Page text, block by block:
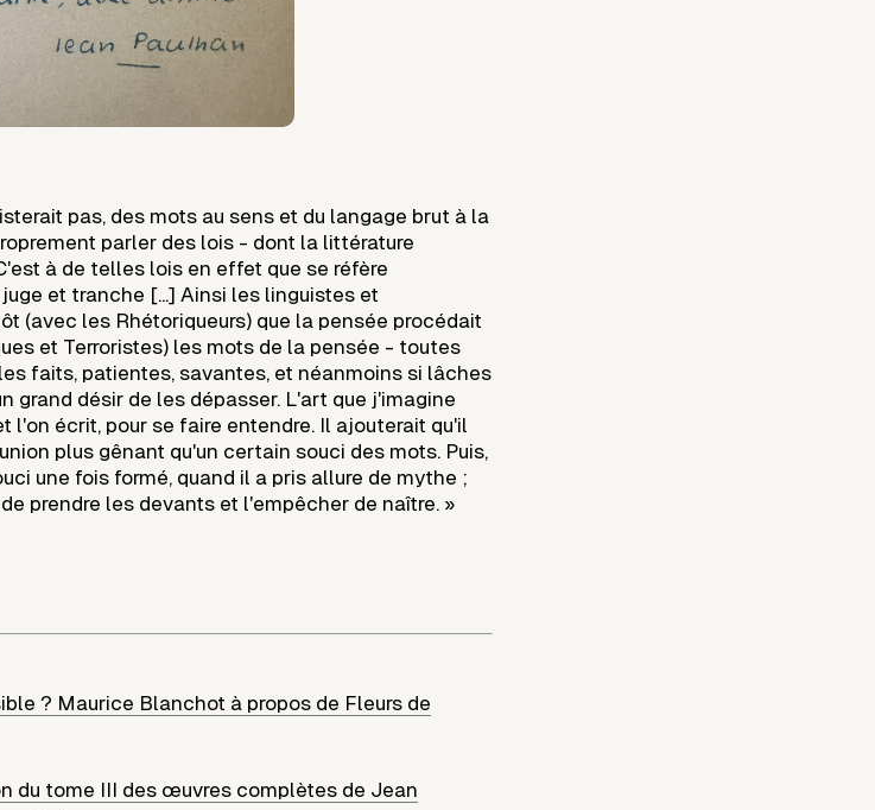
pas, des mots au sens et du langage brut à la
parler des lois - dont la littérature
à de telles lois en effet que se réfère
et tranche [...] Ainsi les linguistes et
(avec les Rhétoriqueurs) que la pensée procédait
et Terroristes) les mots de la pensée - toutes
faits, patientes, savantes, et néanmoins si lâches
grand désir de les dépasser. L'art que j'imagine
l'on écrit, pour se faire entendre. Il ajouterait qu'il
plus gênant qu'un certain souci des mots. Puis,
une fois formé, quand il a pris allure de mythe ;
prendre les devants et l'empêcher de naître. »
? Maurice Blanchot à propos de Fleurs de
du tome III des œuvres complètes de Jean